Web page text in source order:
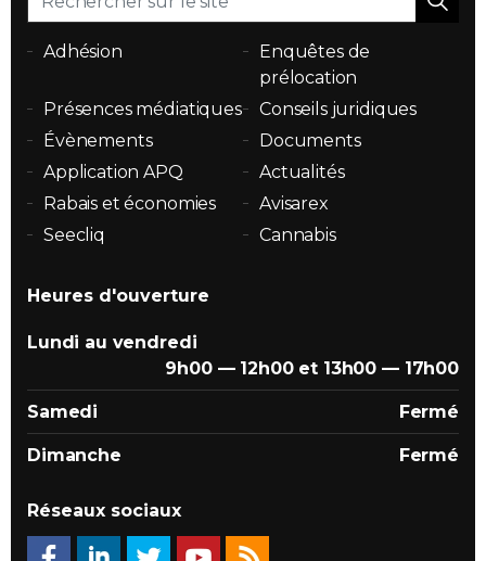
Adhésion
Enquêtes de
prélocation
Présences médiatiques
Conseils juridiques
Évènements
Documents
Application APQ
Actualités
Rabais et économies
Avisarex
Seecliq
Cannabis
Heures d'ouverture
Lundi au vendredi
9h00 — 12h00 et 13h00 — 17h00
Samedi Fermé
Dimanche Fermé
Réseaux sociaux